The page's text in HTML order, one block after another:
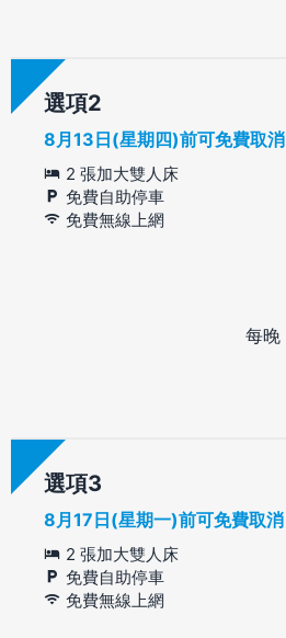
選項
8月13日(星期四)前可免費取消
2 張加大雙人床
免費自助停車
免費無線上網
每晚
選項
8月17日(星期一)前可免費取消
2 張加大雙人床
免費自助停車
免費無線上網